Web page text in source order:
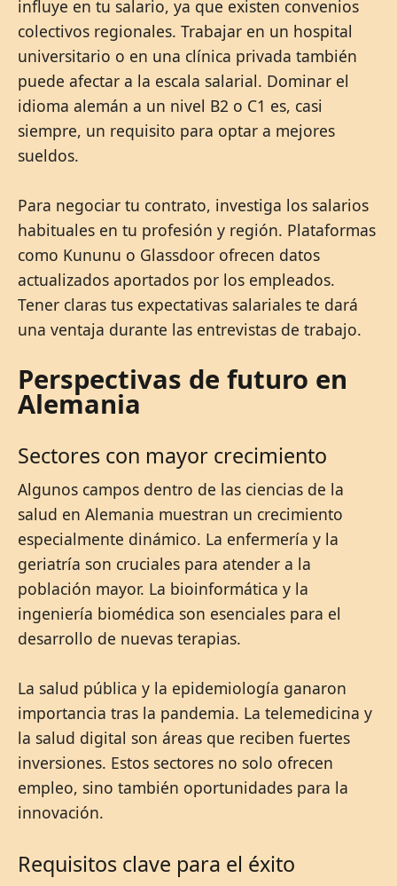
influye en tu salario, ya que existen convenios
colectivos regionales. Trabajar en un hospital
universitario o en una clínica privada también
puede afectar a la escala salarial. Dominar el
idioma alemán a un nivel B2 o C1 es, casi
siempre, un requisito para optar a mejores
sueldos.
Para negociar tu contrato, investiga los salarios
habituales en tu profesión y región. Plataformas
como Kununu o Glassdoor ofrecen datos
actualizados aportados por los empleados.
Tener claras tus expectativas salariales te dará
una ventaja durante las entrevistas de trabajo.
Perspectivas de futuro en
Alemania
Sectores con mayor crecimiento
Algunos campos dentro de las ciencias de la
salud en Alemania muestran un crecimiento
especialmente dinámico. La enfermería y la
geriatría son cruciales para atender a la
población mayor. La bioinformática y la
ingeniería biomédica son esenciales para el
desarrollo de nuevas terapias.
La salud pública y la epidemiología ganaron
importancia tras la pandemia. La telemedicina y
la salud digital son áreas que reciben fuertes
inversiones. Estos sectores no solo ofrecen
empleo, sino también oportunidades para la
innovación.
Requisitos clave para el éxito